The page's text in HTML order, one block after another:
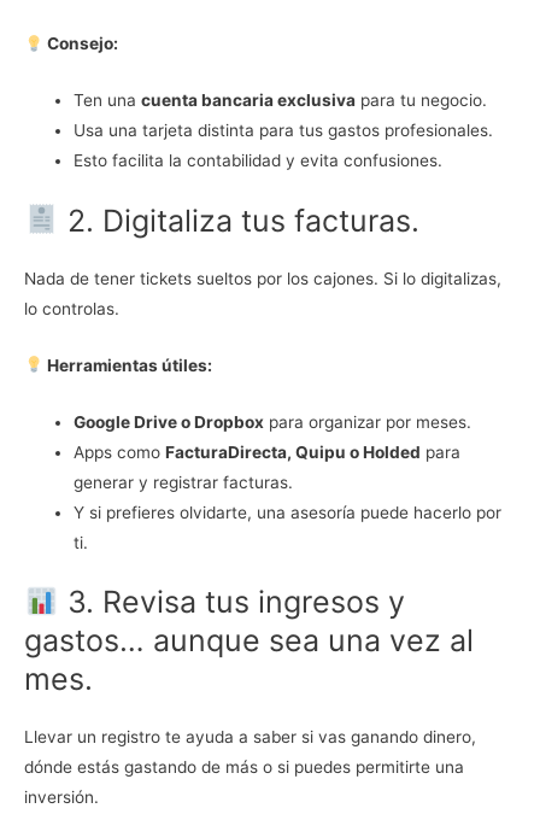
Consejo:
Ten unacuenta bancaria exclusiva para tu negocio.
Usa una tarjeta distinta para tus gastos profesionales.
Esto facilita la contabilidad y evita confusiones.
2. Digitaliza tus facturas.
Nada de tener tickets sueltos por los cajones. Si lo digitalizas,
lo controlas.
Herramientas útiles:
Google Drive o Dropbox para organizar por meses.
Apps comoFacturaDirecta, Quipu o Holded para
generar y registrar facturas.
Y si prefieres olvidarte, una asesoría puede hacerlo por
ti.
3. Revisa tus ingresos y
gastos… aunque sea una vez al
mes.
Llevar un registro te ayuda a saber si vas ganando dinero,
dónde estás gastando de más o si puedes permitirte una
inversión.